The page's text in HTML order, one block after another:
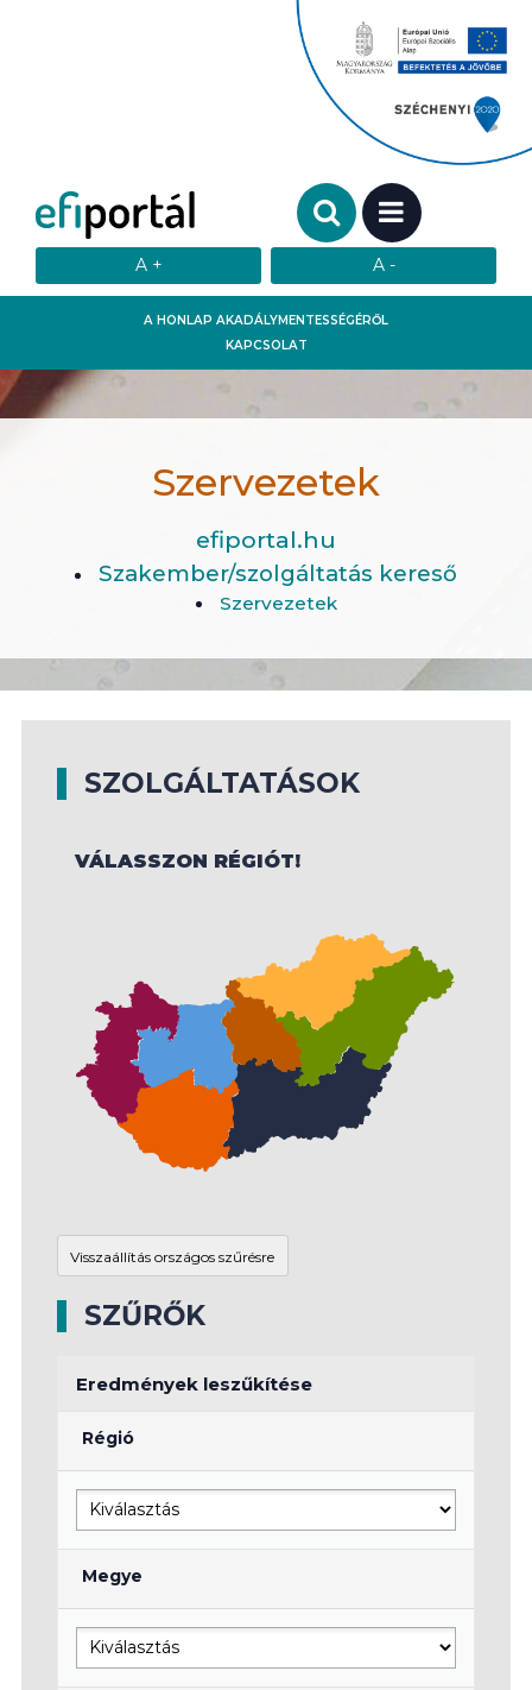
A HONLAP AKADÁLYMENTESSÉGÉRŐL
KAPCSOLAT
Keresendő szó:
MENÜ
Szervezetek
efiportal.hu
Szakember/szolgáltatás kereső
Szervezetek
SZOLGÁLTATÁSOK
VÁLASSZON RÉGIÓT!
SZŰRŐK
Eredmények leszűkítése
Régió
Megye